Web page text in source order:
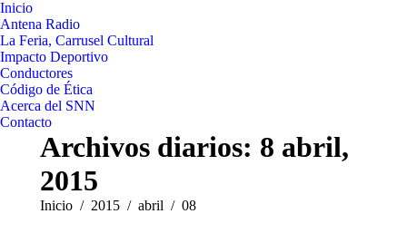
Inicio
Antena Radio
La Feria, Carrusel Cultural
Impacto Deportivo
Conductores
Código de Ética
Acerca del SNN
Contacto
Archivos diarios: 8 abril,
2015
Estás aquí:
Inicio 2015 abril 08